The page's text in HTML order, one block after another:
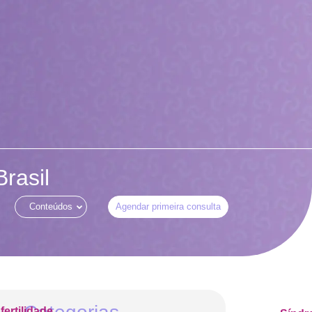
Conteúdos Agendar primeira consulta